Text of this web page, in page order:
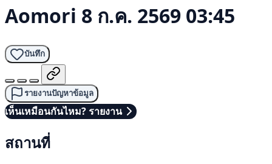
Aomori 8 ก.ค. 2569 03:45
บันทึก
รายงานปัญหาข้อมูล
เห็นเหมือนกันไหม? รายงาน
สถานที่